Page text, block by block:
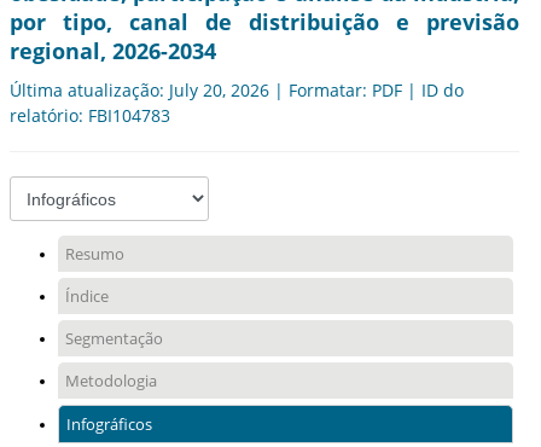
por tipo, canal de distribuição e previsão
regional, 2026-2034
Última atualização: July 20, 2026 | Formatar: PDF | ID do
relatório: FBI104783
Resumo
Índice
Segmentação
Metodologia
Infográficos